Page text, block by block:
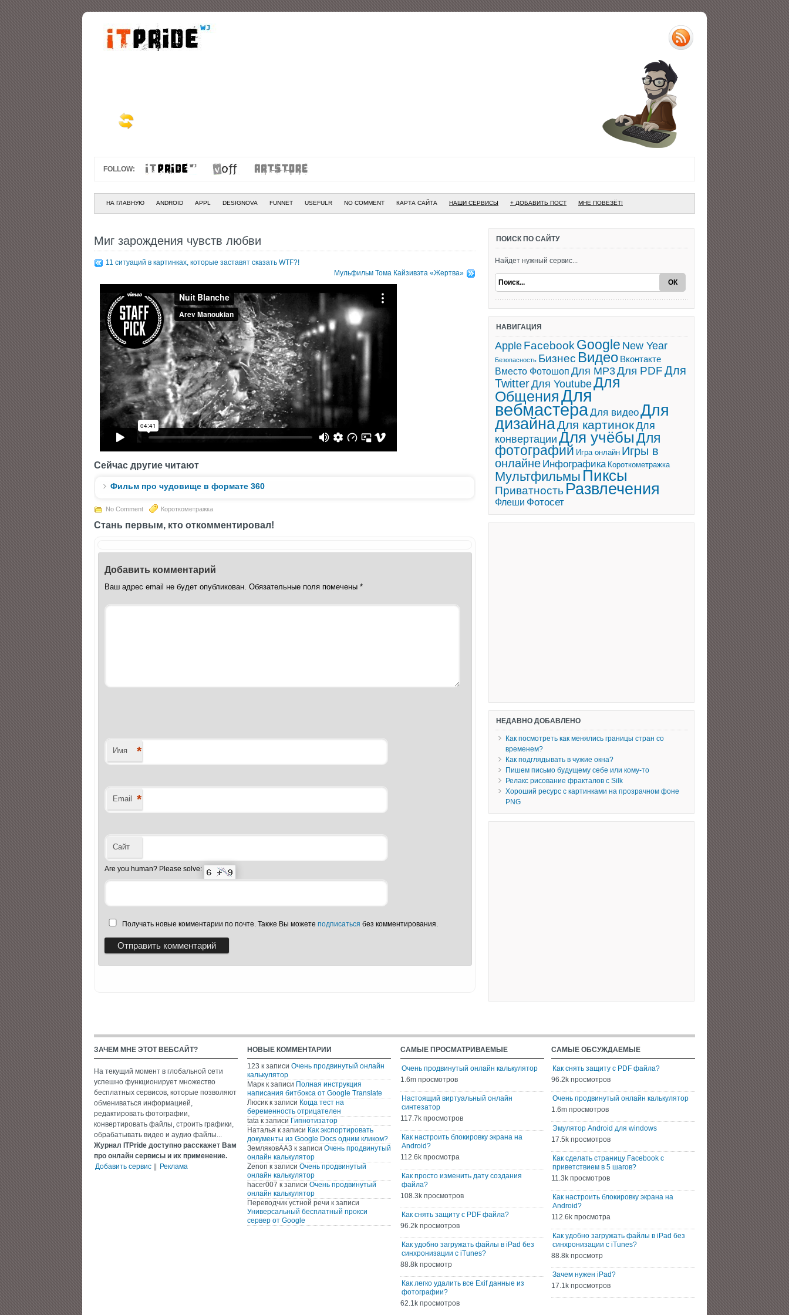
FOLLOW:
НА ГЛАВНУЮ ANDROID APPL DESIGNOVA FUNNET USEFULR NO COMMENT КАРТА САЙТА НАШИ СЕРВИСЫ + ДОБАВИТЬ ПОСТ МНЕ ПОВЕЗЁТ!
Миг зарождения чувств любви
11 ситуаций в картинках, которые заставят сказать WTF?!
Мульфильм Тома Кайзивэта «Жертва»
Сейчас другие читают
Фильм про чудовище в формате 360
No Comment Короткометражка
Стань первым, кто откомментировал!
Добавить комментарий
Ваш адрес email не будет опубликован. Обязательные поля помечены *
Имя *
Email *
Сайт
Are you human? Please solve:
Получать новые комментарии по почте. Также Вы можете подписаться без комментирования.
ПОИСК ПО САЙТУ
Найдет нужный сервис...
НАВИГАЦИЯ
Apple Facebook Google New Year
Безопасность Бизнес Видео Вконтакте
Вместо Фотошоп Для MP3Для PDFДля
TwitterДля YoutubeДля
ОбщенияДля
вебмастераДля видеоДля
дизайнаДля картинокДля
конвертацииДля учёбы Для
фотографий Игра онлайн Игры в
онлайне Инфографика Короткометражка
Мультфильмы Пиксы
Приватность Развлечения
Флеши Фотосет
НЕДАВНО ДОБАВЛЕНО
Как посмотреть как менялись границы стран со
временем?
Как подглядывать в чужие окна?
Пишем письмо будущему себе или кому-то
Релакс рисование фракталов с Silk
Хороший ресурс с картинками на прозрачном фоне
PNG
ЗАЧЕМ МНЕ ЭТОТ ВЕБСАЙТ?
На текущий момент в глобальной сети
успешно функционирует множество
бесплатных сервисов, которые позволяют
обмениваться информацией,
редактировать фотографии,
конвертировать файлы, строить графики,
обрабатывать видео и аудио файлы...
Журнал ITPride доступно расскажет Вам
про онлайн сервисы и их применение.
Добавить сервис
Реклама
НОВЫЕ КОММЕНТАРИИ
123 к записи Очень продвинутый онлайн
калькулятор
Марк к записи Полная инструкция
написания битбокса от Google Translate
Люсик к записи Когда тест на
беременность отрицателен
tata к записи Гипнотизатор
Наталья к записи Как экспортировать
документы из Google Docs одним кликом?
ЗемляковАА3 к записи Очень продвинутый
онлайн калькулятор
Zenon к записи Очень продвинутый
онлайн калькулятор
hacer007 к записи Очень продвинутый
онлайн калькулятор
Переводчик устной речи к записи
Универсальный бесплатный прокси
сервер от Google
САМЫЕ ПРОСМАТРИВАЕМЫЕ
Очень продвинутый онлайн калькулятор
1.6m просмотров
Настоящий виртуальный онлайн
синтезатор
117.7k просмотров
Как настроить блокировку экрана на
Android?
112.6k просмотра
Как просто изменить дату создания
файла?
108.3k просмотров
Как снять защиту с PDF файла?
96.2k просмотров
Как удобно загружать файлы в iPad без
синхронизации с iTunes?
88.8k просмотр
Как легко удалить все Exif данные из
фотографии?
62.1k просмотров
САМЫЕ ОБСУЖДАЕМЫЕ
Как снять защиту с PDF файла?
96.2k просмотров
Очень продвинутый онлайн калькулятор
1.6m просмотров
Эмулятор Android для windows
17.5k просмотров
Как сделать страницу Facebook с
приветствием в 5 шагов?
11.3k просмотров
Как настроить блокировку экрана на
Android?
112.6k просмотра
Как удобно загружать файлы в iPad без
синхронизации с iTunes?
88.8k просмотр
Зачем нужен iPad?
17.1k просмотров